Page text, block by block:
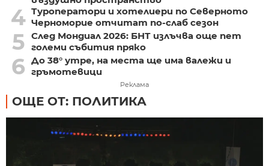
4 Туроператори и хотелиери по Северното
Черноморие отчитат по-слаб сезон
5 След Мондиал 2026: БНТ излъчва още пет
големи събития пряко
6 До 38° утре, на места ще има валежи и
гръмотевици
Реклама
ОЩЕ ОТ: ПОЛИТИКА